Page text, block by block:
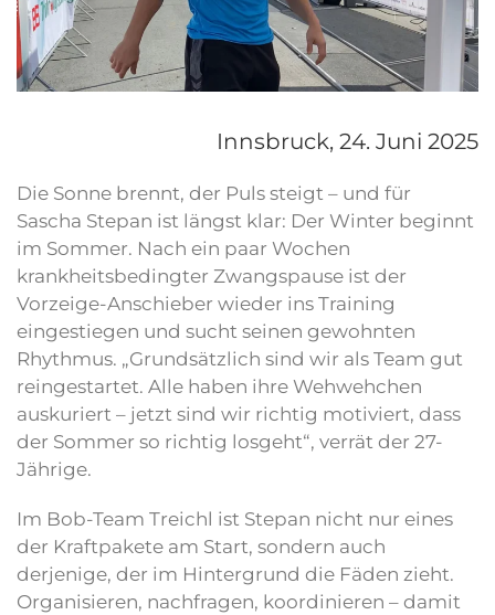
Innsbruck, 24. Juni 2025
Die Sonne brennt, der Puls steigt – und für
Sascha Stepan ist längst klar: Der Winter beginnt
im Sommer. Nach ein paar Wochen
krankheitsbedingter Zwangspause ist der
Vorzeige-Anschieber wieder ins Training
eingestiegen und sucht seinen gewohnten
Rhythmus. „Grundsätzlich sind wir als Team gut
reingestartet. Alle haben ihre Wehwehchen
auskuriert – jetzt sind wir richtig motiviert, dass
der Sommer so richtig losgeht“, verrät der 27-
Jährige.
Im Bob-Team Treichl ist Stepan nicht nur eines
der Kraftpakete am Start, sondern auch
derjenige, der im Hintergrund die Fäden zieht.
Organisieren, nachfragen, koordinieren – damit